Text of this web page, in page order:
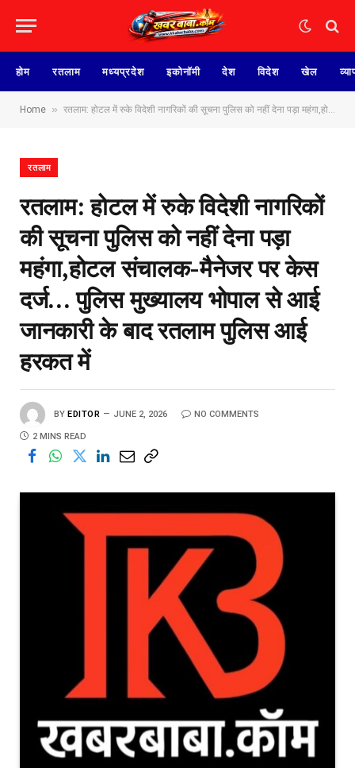
होम रतलाम मध्यप्रदेश इकोनॉमी देश विदेश खेल
Home » रतलाम: होटल में रुके विदेशी नागरिकों की सूचना पुलिस को नहीं देना पड़ा महंगा,होटल संचालक-मैनेजर पर केस दर्ज… पुलिस मुख्यालय भोपाल से आई जानकारी के बाद रतलाम पुलिस आई हरकत में
रतलाम
रतलाम: होटल में रुके विदेशी नागरिकों
की सूचना पुलिस को नहीं देना पड़ा
महंगा,होटल संचालक-मैनेजर पर केस
दर्ज… पुलिस मुख्यालय भोपाल से आई
जानकारी के बाद रतलाम पुलिस आई
हरकत में
BY EDITOR JUNE 2, 2026 NO COMMENTS
2 MINS READ